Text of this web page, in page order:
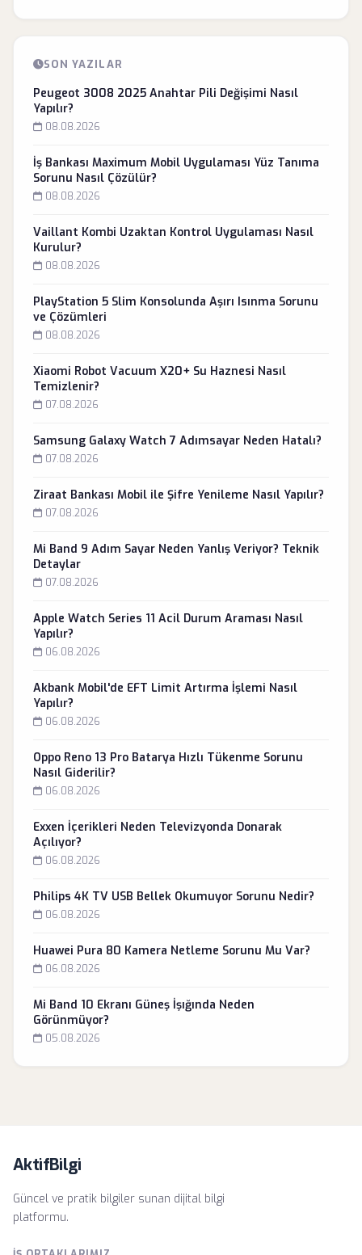
SON YAZILAR
Peugeot 3008 2025 Anahtar Pili Değişimi Nasıl
Yapılır?
08.08.2026
İş Bankası Maximum Mobil Uygulaması Yüz Tanıma
Sorunu Nasıl Çözülür?
08.08.2026
Vaillant Kombi Uzaktan Kontrol Uygulaması Nasıl
Kurulur?
08.08.2026
PlayStation 5 Slim Konsolunda Aşırı Isınma Sorunu
ve Çözümleri
08.08.2026
Xiaomi Robot Vacuum X20+ Su Haznesi Nasıl
Temizlenir?
07.08.2026
Samsung Galaxy Watch 7 Adımsayar Neden Hatalı?
07.08.2026
Ziraat Bankası Mobil ile Şifre Yenileme Nasıl Yapılır?
07.08.2026
Mi Band 9 Adım Sayar Neden Yanlış Veriyor? Teknik
Detaylar
07.08.2026
Apple Watch Series 11 Acil Durum Araması Nasıl
Yapılır?
06.08.2026
Akbank Mobil'de EFT Limit Artırma İşlemi Nasıl
Yapılır?
06.08.2026
Oppo Reno 13 Pro Batarya Hızlı Tükenme Sorunu
Nasıl Giderilir?
06.08.2026
Exxen İçerikleri Neden Televizyonda Donarak
Açılıyor?
06.08.2026
Philips 4K TV USB Bellek Okumuyor Sorunu Nedir?
06.08.2026
Huawei Pura 80 Kamera Netleme Sorunu Mu Var?
06.08.2026
Mi Band 10 Ekranı Güneş İşığında Neden
Görünmüyor?
05.08.2026
AktifBilgi
Güncel ve pratik bilgiler sunan dijital bilgi
platformu.